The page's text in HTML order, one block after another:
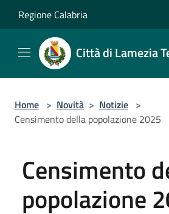
Regione Calabria
Città di Lamezia
Home > Novità > Notizie >
Censimento della popolazione 2025
Censimento
popolazione